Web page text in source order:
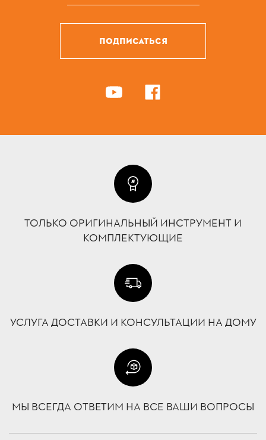
ПОДПИСАТЬСЯ
ТОЛЬКО ОРИГИНАЛЬНЫЙ ИНСТРУМЕНТ И
КОМПЛЕКТУЮЩИЕ
УСЛУГА ДОСТАВКИ И КОНСУЛЬТАЦИИ НА ДОМУ
МЫ ВСЕГДА ОТВЕТИМ НА ВСЕ ВАШИ ВОПРОСЫ